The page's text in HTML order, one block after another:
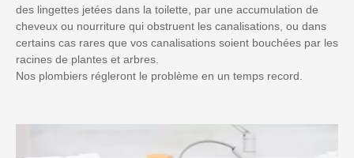
des lingettes jetées dans la toilette, par une accumulation de
cheveux ou nourriture qui obstruent les canalisations, ou dans
certains cas rares que vos canalisations soient bouchées par les
racines de plantes et arbres.
Nos plombiers régleront le problème en un temps record.